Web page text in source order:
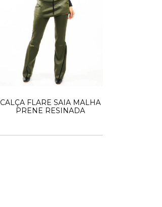
CALÇA FLARE SAIA MALHA
PRENE RESINADA